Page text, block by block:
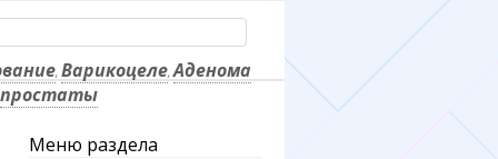
, Варикоцеле,Аденома
простаты
Меню раздела